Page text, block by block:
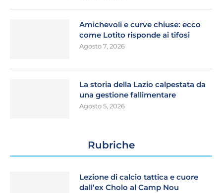
Amichevoli e curve chiuse: ecco
come Lotito risponde ai tifosi
Agosto 7, 2026
La storia della Lazio calpestata da
una gestione fallimentare
Agosto 5, 2026
Rubriche
Lezione di calcio tattica e cuore
dall’ex Cholo al Camp Nou